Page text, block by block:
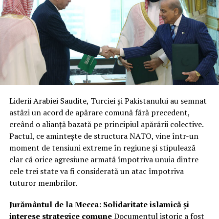
Liderii Arabiei Saudite, Turciei și Pakistanului au semnat
astăzi un acord de apărare comună fără precedent,
creând o alianță bazată pe principiul apărării colective.
Pactul, ce amintește de structura NATO, vine într-un
moment de tensiuni extreme în regiune și stipulează
clar că orice agresiune armată împotriva unuia dintre
cele trei state va fi considerată un atac împotriva
tuturor membrilor.
Jurământul de la Mecca: Solidaritate islamică și
interese strategice comuneDocumentul istoric a fost